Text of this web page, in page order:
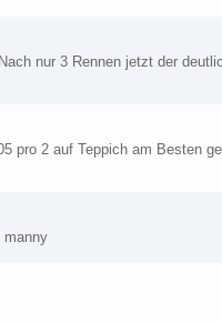
nur 3 Rennen jetzt der
pro 2 auf Teppich am Besten
manny